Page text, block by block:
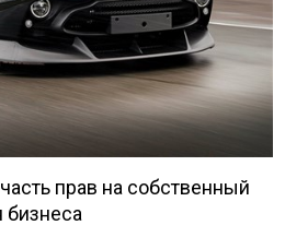
прав на собственный
бизнеса